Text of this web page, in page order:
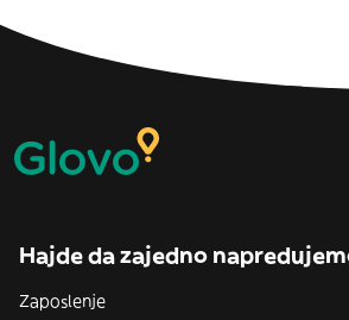
Hajde da zajedno
Zaposlenje